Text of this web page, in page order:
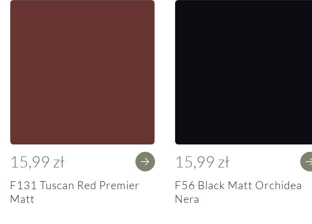
15,99 zł
F131 Tuscan Red Premier
Matt
15,99 zł
F56 Black Matt Orchidea
Nera